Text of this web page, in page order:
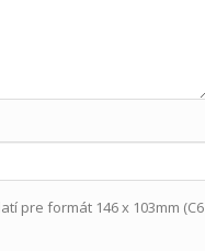
pre formát 146 x 103mm (C6